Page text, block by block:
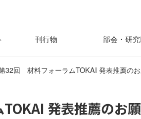
刊行物 部会・研
32回 材料フォーラムTOKAI 発表推薦の
発表推薦のお